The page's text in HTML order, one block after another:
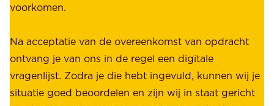
i
j
b
i
g
n
v
o
o
voorkomen.
Na acceptatie van de overeenkomst van opdracht
ontvang je van ons in de regel een digitale
vragenlijst. Zodra je die hebt ingevuld, kunnen wij je
situatie goed beoordelen en zijn wij in staat gericht